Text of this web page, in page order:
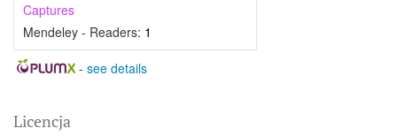
Captures
Mendeley - Readers: 1
- see details
Licencja